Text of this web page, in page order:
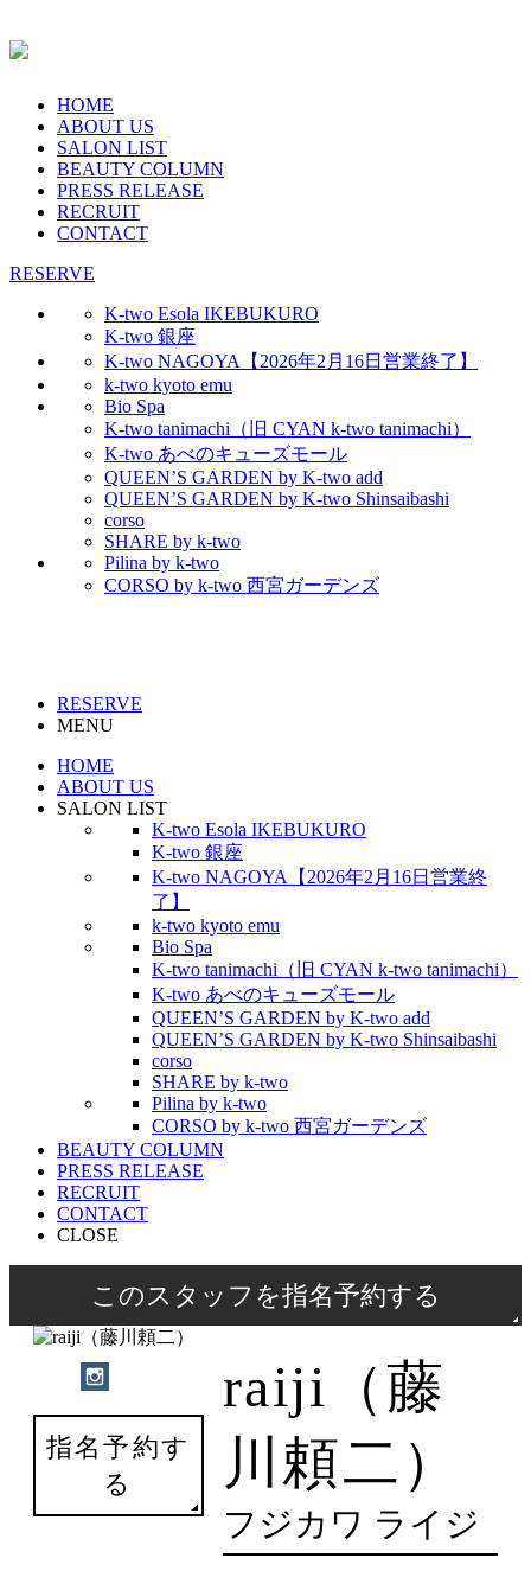
HOME
ABOUT US
SALON LIST
BEAUTY COLUMN
PRESS RELEASE
RECRUIT
CONTACT
RESERVE
K-two Esola IKEBUKURO
K-two 銀座
K-two NAGOYA【2026年2月16日営業終了】
k-two kyoto emu
Bio Spa
K-two tanimachi（旧 CYAN k-two tanimachi）
K-two あべのキューズモール
QUEEN’S GARDEN by K-two add
QUEEN’S GARDEN by K-two Shinsaibashi
corso
SHARE by k-two
Pilina by k-two
CORSO by k-two 西宮ガーデンズ
RESERVE
MENU
HOME
ABOUT US
SALON LIST
K-two Esola IKEBUKURO
K-two 銀座
K-two NAGOYA【2026年2月16日営業終
了】
k-two kyoto emu
Bio Spa
K-two tanimachi（旧 CYAN k-two tanimachi）
K-two あべのキューズモール
QUEEN’S GARDEN by K-two add
QUEEN’S GARDEN by K-two Shinsaibashi
corso
SHARE by k-two
Pilina by k-two
CORSO by k-two 西宮ガーデンズ
BEAUTY COLUMN
PRESS RELEASE
RECRUIT
CONTACT
CLOSE
このスタッフを指名予約する
指名予約す
る
raiji（藤
川頼二）
フジカワ ライジ